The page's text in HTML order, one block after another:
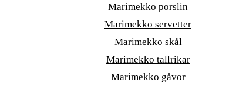
Marimekko porslin
Marimekko servetter
Marimekko skål
Marimekko tallrikar
Marimekko gåvor